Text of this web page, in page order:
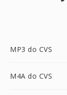
MP3 do CVS
M4A do CVS